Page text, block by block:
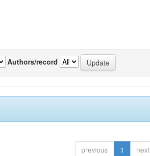
Authors/record
previous 1 next